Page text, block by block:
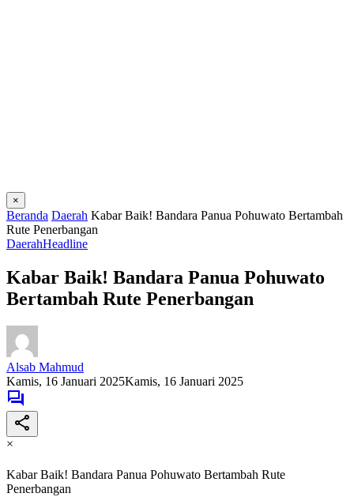
×
Beranda Daerah Kabar Baik! Bandara Panua Pohuwato Bertambah
Rute Penerbangan
DaerahHeadline
Kabar Baik! Bandara Panua Pohuwato
Bertambah Rute Penerbangan
Alsab Mahmud
Kamis, 16 Januari 2025Kamis, 16 Januari 2025
×
Kabar Baik! Bandara Panua Pohuwato Bertambah Rute
Penerbangan